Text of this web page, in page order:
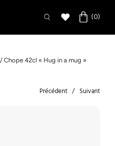
/ Chope 42cl « Hug in a mug »
Précédent Suivant